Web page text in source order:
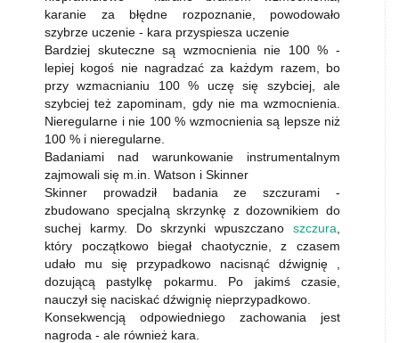
karanie za błędne rozpoznanie, powodowało
szybrze uczenie - kara przyspiesza uczenie
Bardziej skuteczne są wzmocnienia nie 100 % -
lepiej kogoś nie nagradzać za każdym razem, bo
przy wzmacnianiu 100 % uczę się szybciej, ale
szybciej też zapominam, gdy nie ma wzmocnienia.
Nieregularne i nie 100 % wzmocnienia są lepsze niż
100 % i nieregularne.
Badaniami nad warunkowanie instrumentalnym
zajmowali się m.in. Watson i Skinner
Skinner prowadził badania ze szczurami -
zbudowano specjalną skrzynkę z dozownikiem do
suchej karmy. Do skrzynki wpuszczano szczura
który początkowo biegał chaotycznie, z czasem
udało mu się przypadkowo nacisnąć dźwignię ,
dozującą pastylkę pokarmu. Po jakimś czasie,
nauczył się naciskać dźwignię nieprzypadkowo.
Konsekwencją odpowiedniego zachowania jest
nagroda - ale również kara.